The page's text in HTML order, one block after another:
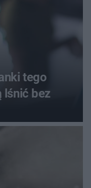
tego
lśnić bez